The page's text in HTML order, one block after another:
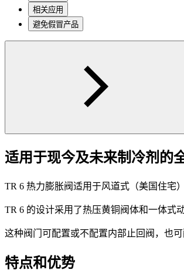
相关应用
避免假冒产品
适用于现今及未来制冷剂的
TR 6 热力膨胀阀适用于风道式（美国住宅
TR 6 的设计采用了热压黄铜阀体和一体式
这种阀门可配置或不配置内部止回阀，也
特点和优势